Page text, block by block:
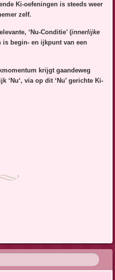
Ki-oefeningen is steeds weer
zelf.
‘Nu-Conditie’ (innerlijke
is begin- en ijkpunt van een
krijgt gaandeweg
‘Nu‘, via op dit ‘Nu’ gerichte Ki-